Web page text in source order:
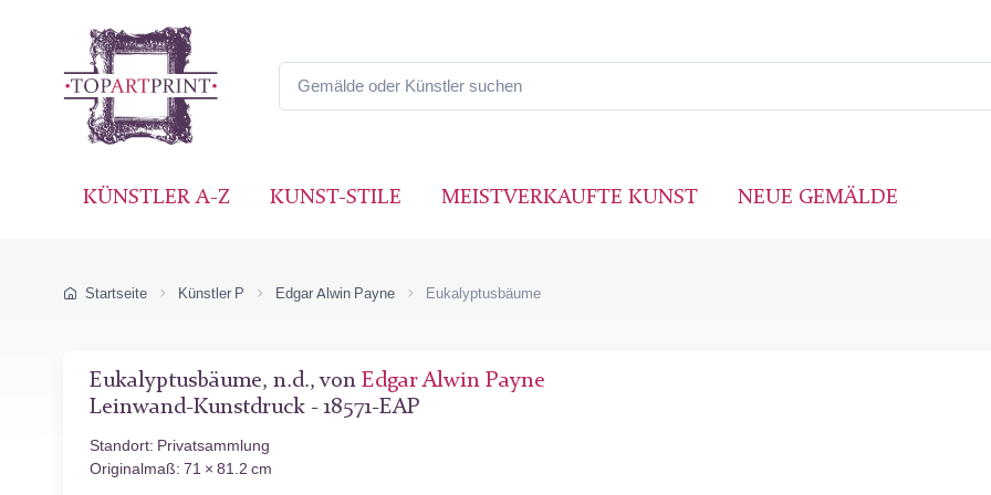
KÜNSTLER A-Z KUNST-STILE MEISTVERKAUFTE KUNST NEUE GEMÄLDE
Startseite Künstler P Edgar Alwin Payne Eukalyptusbäume
Eukalyptusbäume, n.d., von Edgar Alwin Payne
Leinwand-Kunstdruck - 18571-EAP
Standort: Privatsammlung
Originalmaß: 71 × 81.2 cm